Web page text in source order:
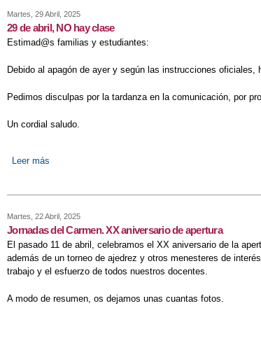
Martes, 29 Abril, 2025
29 de abril, NO hay clase
Estimad@s familias y estudiantes:
Debido al apagón de ayer y según las instrucciones oficiales,
Pedimos disculpas por la tardanza en la comunicación, por
Un cordial saludo.
Leer más
Martes, 22 Abril, 2025
Jornadas del Carmen. XX aniversario de apertura
El pasado 11 de abril, celebramos el XX aniversario de la
además de un torneo de ajedrez y otros menesteres de
trabajo y el esfuerzo de todos nuestros docentes.
A modo de resumen, os dejamos unas cuantas fotos.